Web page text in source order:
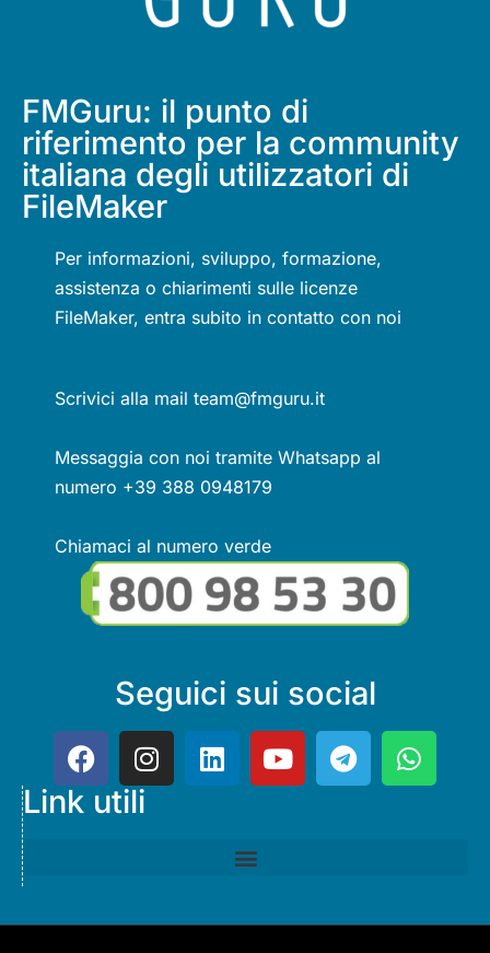
FMGuru: il punto di
riferimento per la community
italiana degli utilizzatori di
FileMaker
Per informazioni, sviluppo, formazione,
assistenza o chiarimenti sulle licenze
FileMaker, entra subito in contatto con noi
Scrivici alla mail team@fmguru.it
Messaggia con noi tramite Whatsapp al
numero +39 388 0948179
Chiamaci al numero verde
Seguici sui social
Link utili